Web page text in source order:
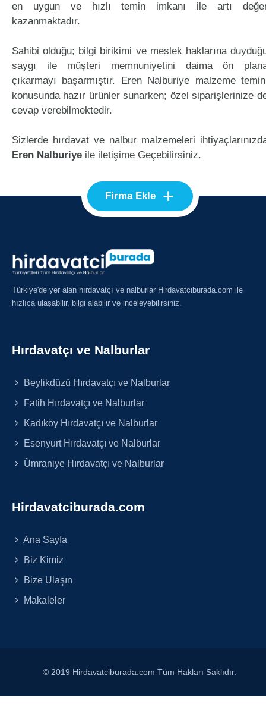
en uygun ve hızlı temin imkanı ile artı
kazanmaktadır.
Sahibi olduğu; bilgi birikimi ve meslek haklarına
saygı ile müşteri memnuniyetini daima ön
çıkarmayı başarmıştır. Eren Nalburiye malzeme
konusunda hazır ürünler sunarken; özel siparişlerinize
cevap verebilmektedir.
Sizlerde hırdavat ve nalbur malzemeleri
Eren Nalburiye ile iletişime Geçebilirsiniz.
Firma Ekle +
Türkiye'de yer alan hırdavatçı ve nalburlar Hirdavatciburada.com ile
hızlıca ulaşabilir, bilgi alabilir ve inceleyebilirsiniz.
Hırdavatçı ve Nalburlar
Beylikdüzü Hırdavatçı ve Nalburlar
Fatih Hırdavatçı ve Nalburlar
Kadıköy Hırdavatçı ve Nalburlar
Esenyurt Hırdavatçı ve Nalburlar
Ümraniye Hırdavatçı ve Nalburlar
Hirdavatciburada.com
Ana Sayfa
Biz Kimiz
Bize Ulaşın
Makaleler
© 2019 Hirdavatciburada.com Tüm Hakları Saklıdır.